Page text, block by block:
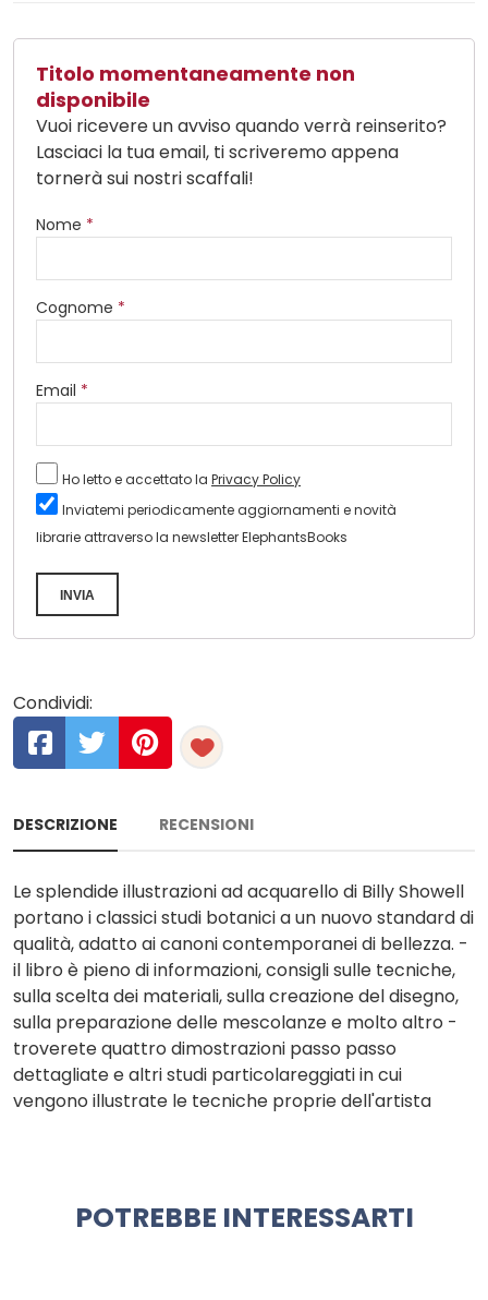
Titolo momentaneamente non
disponibile
Vuoi ricevere un avviso quando verrà reinserito?
Lasciaci la tua email, ti scriveremo appena
tornerà sui nostri scaffali!
Nome *
Cognome *
Email *
Ho letto e accettato la Privacy Policy
Inviatemi periodicamente aggiornamenti e novità
librarie attraverso la newsletter ElephantsBooks
INVIA
Condividi:
DESCRIZIONE RECENSIONI
Le splendide illustrazioni ad acquarello di Billy Showell
portano i classici studi botanici a un nuovo standard di
qualità, adatto ai canoni contemporanei di bellezza. -
il libro è pieno di informazioni, consigli sulle tecniche,
sulla scelta dei materiali, sulla creazione del disegno,
sulla preparazione delle mescolanze e molto altro -
troverete quattro dimostrazioni passo passo
dettagliate e altri studi particolareggiati in cui
vengono illustrate le tecniche proprie dell'artista
POTREBBE INTERESSARTI